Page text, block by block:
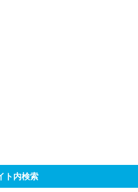
ト内検索